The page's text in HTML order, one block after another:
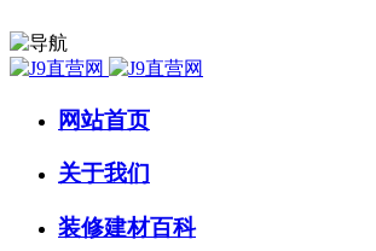
网站首页
关于我们
装修建材百科